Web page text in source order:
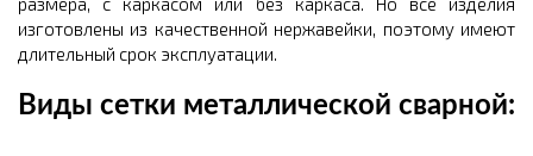
изготовлены из качественной нержавейки, поэтому имеют
длительный срок эксплуатации.
Виды сетки металлической сварной: